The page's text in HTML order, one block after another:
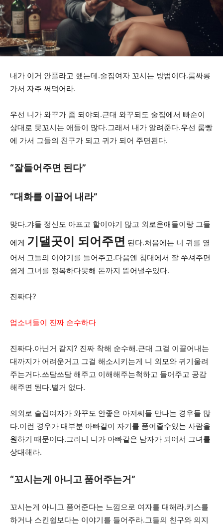
내가 이거 안풀라고 했는데.술집여자 꼬시는 방법이다.룸싸롱
가서 자주 써먹어라.
우선 니가 와꾸가 좀 되야되.근대 와꾸되도 술집에서 빠순이
상대로 못꼬시는 애들이 많다.그래서 내가 알려준다.우선 룸빵
에 가서 그들의 친구가 되고 귀가 되어 주면된다.
“잘들어주면 된다”
“대화를 이끌어 내라”
맞다.갸들 정신도 아프고 할이야기 많고 외로운애들이랑 그들
에게 기댈곳이 되어주면 된다.처음에는 니 귀를 열
어서 그들의 이야기를 들어주고.다음엔 침대에서 잘 쑤셔주면
쉽게 그녀를 정복하다못해 돈까지 뜯어낼수있다.
진짜다?
업소녀들이 진짜 순수하다
진짜다.아닌거 같지? 진짜 착해 순수해.근대 그걸 이끌어내는
대까지가 어려운거고 그걸 해소시키는게 니 외모와 귀기울려
주는거다.쓰담쓰담 해주고 이해해주는척하고 들어주고 공감
해주면 된다.별거 없다.
의외로 술집여자가 와꾸도 안좋은 아저씨들 만나는 경우들 많
다.이런 경우가 대부분 아빠같이 자기를 품어줄수있는 사람을
원하기 때문이다.그러니 니가 아빠같은 남자가 되어서 그녀를
상대해라.
“꼬시는게 아니고 품어주는거”
꼬시는게 아니고 품어준다는 느낌으로 여자를 대해라.키스를
하거나 스킨쉽보다는 이야기를 들어주라.그들의 친구와 의지